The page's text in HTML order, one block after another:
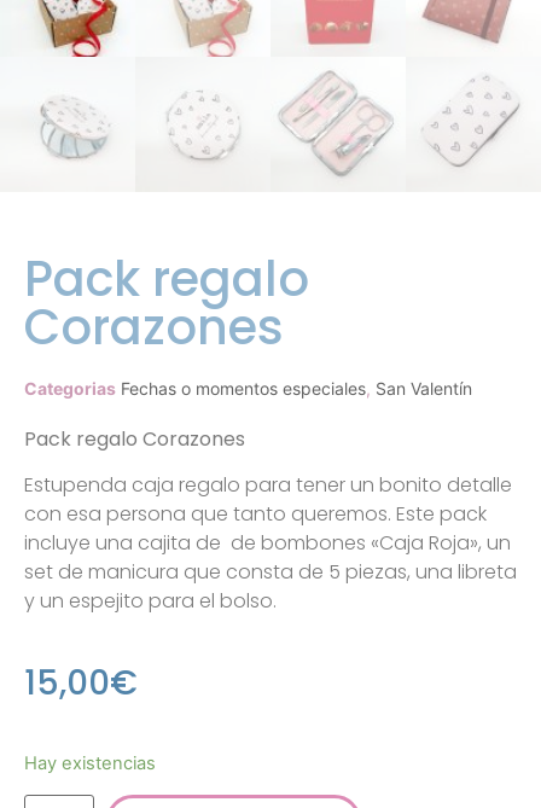
Pack regalo
Corazones
Categorias Fechas o momentos especiales, San Valentín
Pack regalo Corazones
Estupenda caja regalo para tener un bonito detalle
con esa persona que tanto queremos. Este pack
incluye una cajita de de bombones «Caja Roja», un
set de manicura que consta de 5 piezas, una libreta
y un espejito para el bolso.
15,00€
Hay existencias